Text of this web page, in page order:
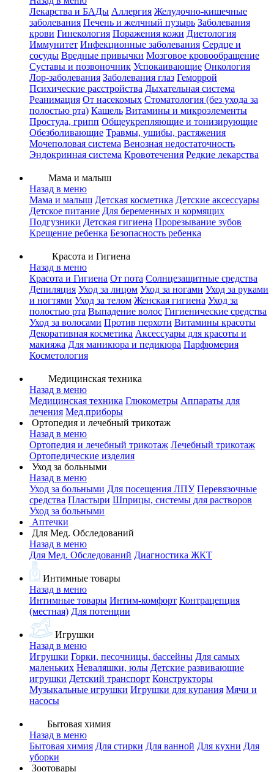
Лекарства и БАДы Аллергия Желудочно-кишечные
заболевания Печень и желчный пузырь Заболевания
крови Гинекология Поражения кожи Диетология
Иммунитет Инфекционные заболевания Сердце и
сосуды Вредные привычки Мозговое кровообращение
Суставы и позвоночник Успокаивающие Онкология
Лор-заболевания Заболевания глаз Геморрой
Психические расстройства Дыхательная система
Реанимация От насекомых Стоматология (без ухода за
полостью рта) Кашель Витамины и микроэлементы
Простуда, грипп Общеукрепляющие и тонизирующие
Обезболивающие Травмы, ушибы, растяжения
Мочеполовая система Венозная недостаточность
Эндокринная система Кровотечения Редкие лекарства
Мама и малыш
Назад в меню
Мама и малыш Детская косметика Детские аксессуары
Детское питание Для беременных и кормящих
Подгузники Детская гигиена Прорезывание зубов
Крещение ребенка Безопасность ребенка
Красота и Гигиена
Назад в меню
Красота и Гигиена От пота Солнцезащитные средства
Депиляция Уход за лицом Уход за ногами Уход за руками
и ногтями Уход за телом Женская гигиена Уход за
полостью рта Выпадение волос Гигиенические средства
Уход за волосами Против перхоти Витамины красоты
Декоративная косметика Аксессуары для красоты и
макияжа Для маникюра и педикюра Парфюмерия
Косметология
Медицинская техника
Назад в меню
Медицинская техника Глюкометры Аппараты для
лечения Мед.приборы
Ортопедия и лечебный трикотаж
Назад в меню
Ортопедия и лечебный трикотаж Лечебный трикотаж
Ортопедические изделия
Уход за больными
Назад в меню
Уход за больными Для посещения ЛПУ Перевязочные
средства Пластыри Шприцы, системы для растворов
Уход за больными
Аптечки
Для Мед. Обследований
Назад в меню
Для Мед. Обследований Диагностика ЖКТ
Интимные товары
Назад в меню
Интимные товары Интим-комфорт Контрацепция
(местная) Для потенции
Игрушки
Назад в меню
Игрушки Горки, песочницы, бассейны Для самых
маленьких Неваляшки, юлы Детские развивающие
игрушки Детский транспорт Конструкторы
Музыкальные игрушки Игрушки для купания Мячи и
насосы
Бытовая химия
Назад в меню
Бытовая химия Для стирки Для ванной Для кухни Для
уборки
Зоотовары